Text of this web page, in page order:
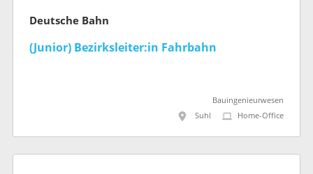
Deutsche Bahn
(Junior) Bezirksleiter:in Fahrbahn
Bauingenieurwesen
Suhl
Home-Office